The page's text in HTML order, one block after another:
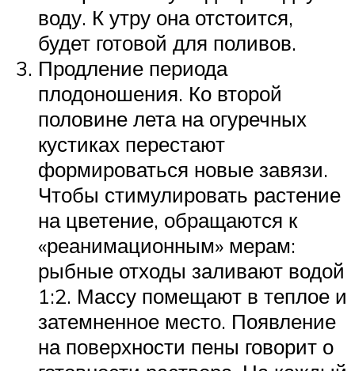
воду. К утру она отстоится,
будет готовой для поливов.
Продление периода
плодоношения. Ко второй
половине лета на огуречных
кустиках перестают
формироваться новые завязи.
Чтобы стимулировать растение
на цветение, обращаются к
«реанимационным» мерам:
рыбные отходы заливают водой
1:2. Массу помещают в теплое и
затемненное место. Появление
на поверхности пены говорит о